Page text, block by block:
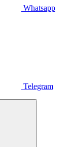
Whatsapp
Telegram